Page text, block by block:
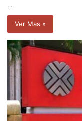
…
Ver Mas »